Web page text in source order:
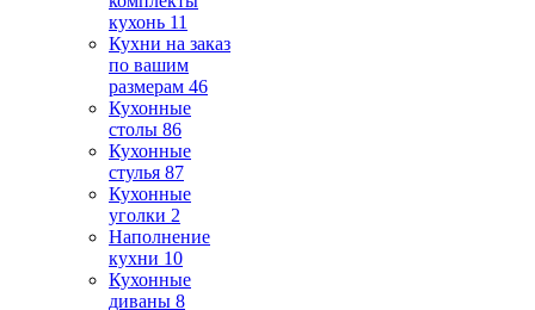
кухонь 11
Кухни на заказ
по вашим
размерам 46
Кухонные
столы 86
Кухонные
стулья 87
Кухонные
уголки 2
Наполнение
кухни 10
Кухонные
диваны 8